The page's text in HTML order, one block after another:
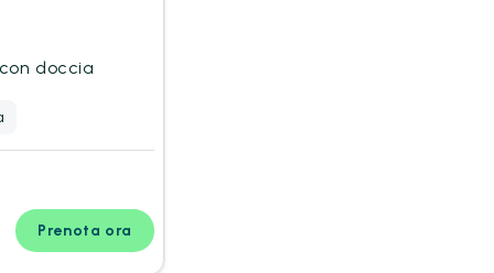
doccia
Prenota ora